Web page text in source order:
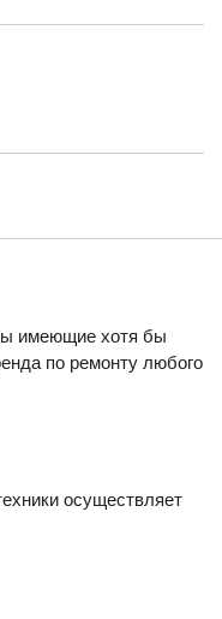
имеющие хотя бы
по ремонту любого
осуществляет